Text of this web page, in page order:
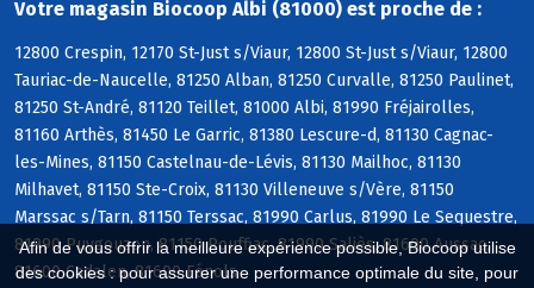
Afin de vous offrir la meilleure expérience possible, Biocoop utilise
des cookies : pour assurer une performance optimale du site, pour
Votre magasin Biocoop Albi (81000) est proche de :
12800 Crespin, 12170 St-Just s/Viaur, 12800 St-Just s/Viaur, 12800
Tauriac-de-Naucelle, 81250 Alban, 81250 Curvalle, 81250 Paulinet,
81250 St-André, 81120 Teillet, 81000 Albi, 81990 Fréjairolles,
81160 Arthès, 81450 Le Garric, 81380 Lescure-d, 81130 Cagnac-
les-Mines, 81150 Castelnau-de-Lévis, 81130 Mailhoc, 81130
Milhavet, 81150 Ste-Croix, 81130 Villeneuve s/Vère, 81150
Marssac s/Tarn, 81150 Terssac, 81990 Carlus, 81990 Le Sequestre,
81990 Puygouzon, 81150 Rouffiac, 81990 Saliès, 81600 Aussac,
81600 Cadalen, 81600 Fénols